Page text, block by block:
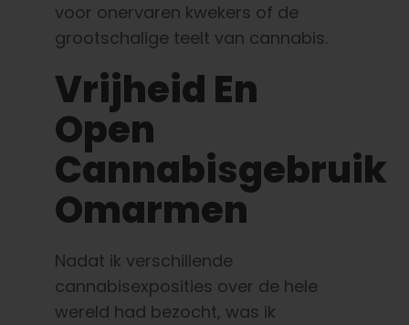
voor onervaren kwekers of de
grootschalige teelt van cannabis.
Vrijheid En
Open
Cannabisgebruik
Omarmen
Nadat ik verschillende
cannabisexposities over de hele
wereld had bezocht, was ik